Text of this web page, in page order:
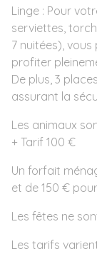
Linge : Pour
serviettes,
7 nuitées),
profiter
De plus, 3
assurant la
Les animaux
+ Tarif 100 €
Un forfait
et de 150 €
Les fêtes ne
Les tarifs